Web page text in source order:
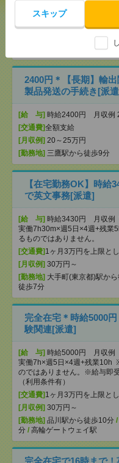
スキップ
[給 与]無資格未経験：時給
交通費全額支給
目白駅 北
2400円＊【長期】輸
製品発送の手続き[派
[給 与] 時給2400円 月収例
[交通費]全額支給
[月収例] 20～25万円
[勤務地] 三鷹駅から徒歩9分
【在宅勤務OK】時
で英文事務[派遣]
[給 与] 時給3430円 月収例
実働7h30m×週5日×4週+残業
るものではありません。
[交通費] 1ヶ月3万円を上限と
[月収例] 30万円～
[勤務地] 大手町(東京都)駅か
徒歩7分
完全在宅＊時給5000
験関連[派遣]
[給 与] 時給5000円 月収例
実働7h×週5日×4週+残業10h
のではありません。※給与即
（利用条件有）
[交通費] 1ヶ月3万円を上限と
[月収例] 30万円～
[勤務地] 品川駅から徒歩10分 /
分 / 高輪ゲートウェイ駅
完全在宅で16時まで